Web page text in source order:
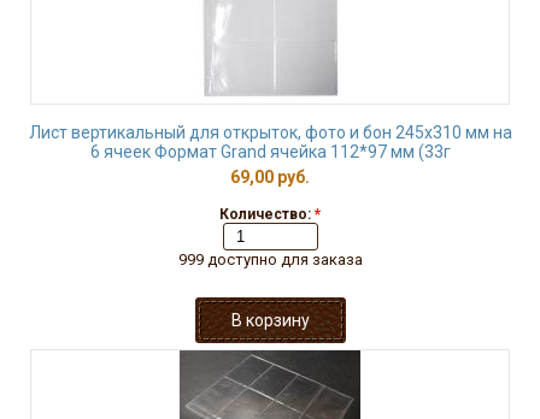
Лист вертикальный для открыток, фото и бон 245х310 мм на
6 ячеек Формат Grand ячейка 112*97 мм (33г
69,00 руб.
Количество: *
999 доступно для заказа